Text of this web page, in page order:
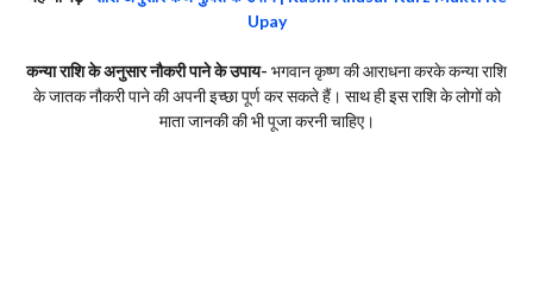
Upay
कन्या राशि के अनुसार नौकरी पाने के उपाय- भगवान कृष्ण की आराधना करके कन्या राशि
के जातक नौकरी पाने की अपनी इच्छा पूर्ण कर सकते हैं। साथ ही इस राशि के लोगों को
माता जानकी की भी पूजा करनी चाहिए।